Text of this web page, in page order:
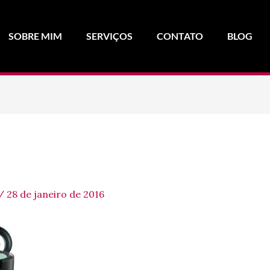
SOBRE MIM SERVIÇOS CONTATO BLOG
/ 28 de janeiro de 2016